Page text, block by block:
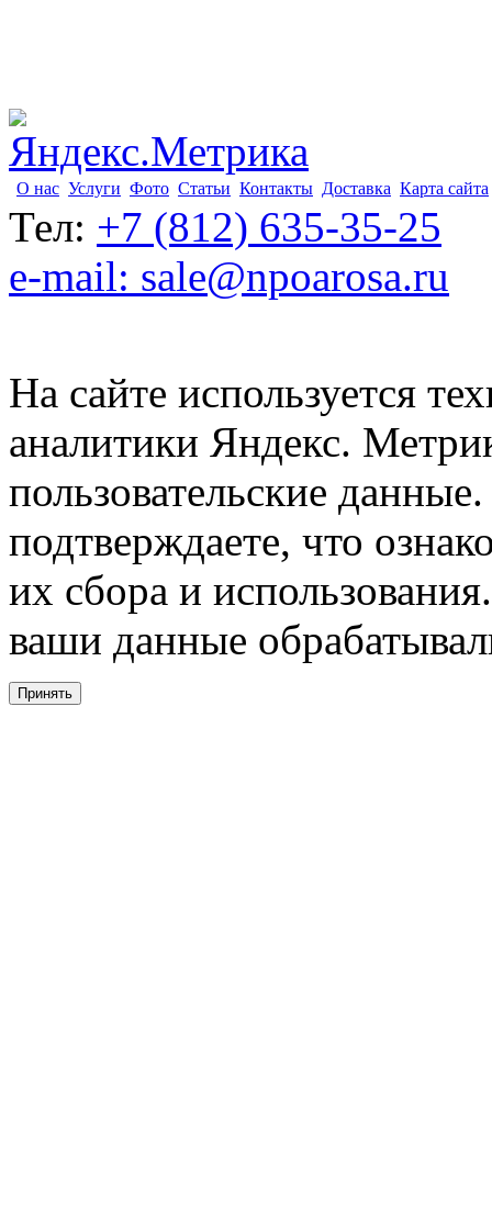
О нас Услуги Фото Статьи Контакты Доставка Карта сайта
Тел: +7 (812) 635-35-25
e-mail: sale@npoarosa.ru
На сайте используется
аналитики Яндекс.
пользовательские
подтверждаете, что
их сбора и
ваши данные
Принять